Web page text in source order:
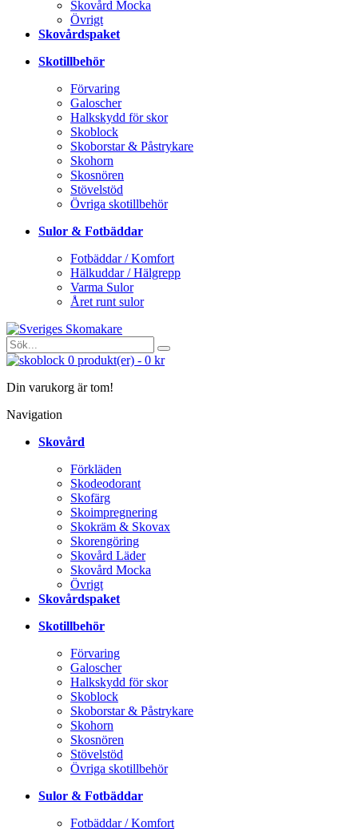
Skovård Mocka
Övrigt
Skovårdspaket
Skotillbehör
Förvaring
Galoscher
Halkskydd för skor
Skoblock
Skoborstar & Påstrykare
Skohorn
Skosnören
Stövelstöd
Övriga skotillbehör
Sulor & Fotbäddar
Fotbäddar / Komfort
Hälkuddar / Hälgrepp
Varma Sulor
Året runt sulor
0 produkt(er) - 0 kr
Din varukorg är tom!
Navigation
Skovård
Förkläden
Skodeodorant
Skofärg
Skoimpregnering
Skokräm & Skovax
Skorengöring
Skovård Läder
Skovård Mocka
Övrigt
Skovårdspaket
Skotillbehör
Förvaring
Galoscher
Halkskydd för skor
Skoblock
Skoborstar & Påstrykare
Skohorn
Skosnören
Stövelstöd
Övriga skotillbehör
Sulor & Fotbäddar
Fotbäddar / Komfort